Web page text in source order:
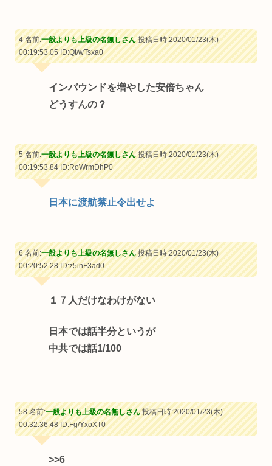
4 名前:一般よりも上級の名無しさん投稿日時:2020/01/23(木)
00:19:53.05ID:Qt/wTsxa0
インバウンドを増やした安倍ちゃん
どうすんの？
5 名前:一般よりも上級の名無しさん投稿日時:2020/01/23(木)
00:19:53.84ID:RoWrmDhP0
日本に渡航禁止令出せよ
6 名前:一般よりも上級の名無しさん投稿日時:2020/01/23(木)
00:20:52.28ID:z5inF3ad0
１７人だけなわけがない
日本では話半分というが
中共では話1/100
58 名前:一般よりも上級の名無しさん投稿日時:2020/01/23(木)
00:32:36.48ID:Fg/YxoXT0
>>6